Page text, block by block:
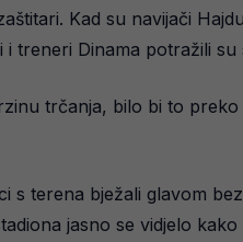
Kad su navijači
i treneri Dinama potražili
trčanja, bilo bi to
s terena bježali glavom
jasno se vidjelo